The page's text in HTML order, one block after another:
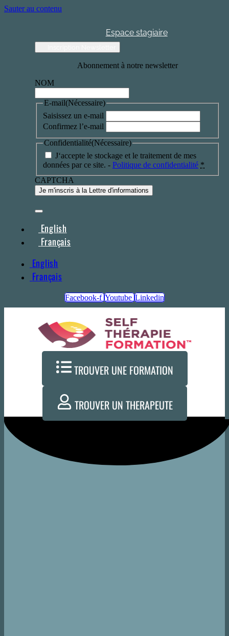
Sauter au contenu
Espace stagiaire
Abonnement à notre newsletter
NOM
E-mail(Nécessaire)
Saisissez un e-mail
Confirmez l’e-mail
Confidentialité(Nécessaire)
J‘accepte le stockage et le traitement de mes
données par ce site. - Politique de confidentialité *
CAPTCHA
English
Français
English
Français
Facebook-f Youtube Linkedin
TROUVER UNE FORMATION
TROUVER UN THERAPEUTE